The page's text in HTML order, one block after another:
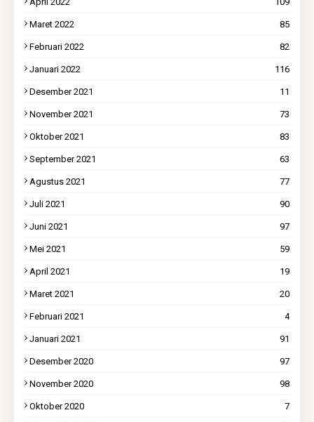
Maret 2022 85
Februari 2022 82
Januari 2022 116
Desember 2021 11
November 2021 73
Oktober 2021 83
September 2021 63
Agustus 2021 77
Juli 2021 90
Juni 2021 97
Mei 2021 59
April 2021 19
Maret 2021 20
Februari 2021 4
Januari 2021 91
Desember 2020 97
November 2020 98
Oktober 2020 7